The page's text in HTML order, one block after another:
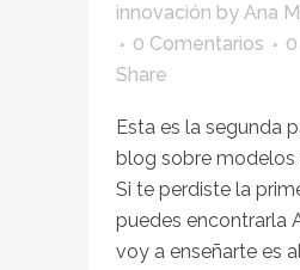
innovación by Ana
0 Comentarios
0
Share
Esta es la segunda
blog sobre modelos
Si te perdiste la
puedes encontrarla
voy a enseñarte es